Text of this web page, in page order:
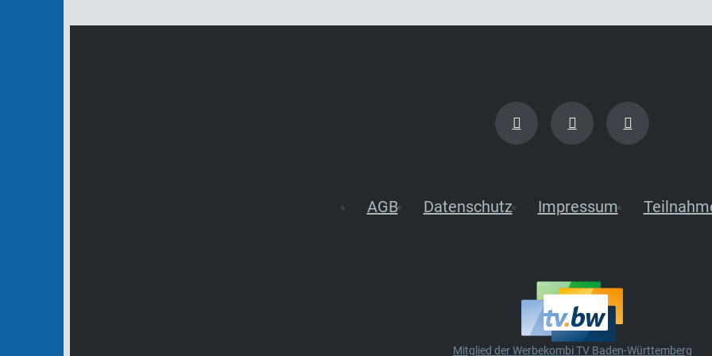
AGB Datenschutz Impressum
Mitglied der Werbekombi TV Baden-Württemberg